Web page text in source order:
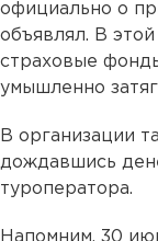
официально о
объявлял. В
страховые
умышленно
В организации
дождавшись
туроператора.
Напомним, 30